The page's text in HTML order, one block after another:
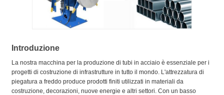
Introduzione
La nostra macchina per la produzione di tubi in acciaio è essenziale per i
progetti di costruzione di infrastrutture in tutto il mondo. L'attrezzatura di
piegatura a freddo produce prodotti finiti utilizzati in materiali da
costruzione, decorazioni, nuove energie e altri settori. Con un basso